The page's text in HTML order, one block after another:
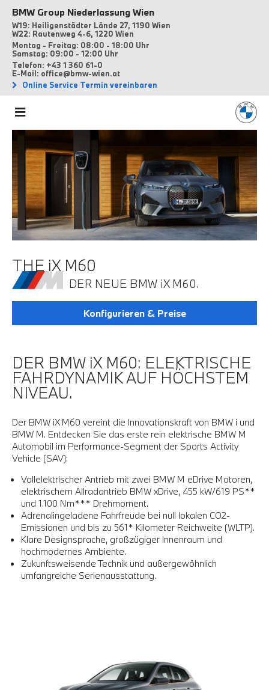
BMW Group Niederlassung Wien
W19: Heiligenstädter Lände 27, 1190 Wien
W22: Rautenweg 4-6, 1220 Wien
Montag - Freitag: 08:00 - 18:00 Uhr
Samstag: 09:00 - 12:00 Uhr
Telefon: +43 1 360 61-0
E-Mail: office@bmw-wien.at
Online Service Termin vereinbaren
THE iX M60
DER NEUE BMW iX M60.
Konfigurieren & Preise
DER BMW iX M60: ELEKTRISCHE
FAHRDYNAMIK AUF HÖCHSTEM
NIVEAU.
Der BMW iX M60 vereint die Innovationskraft von BMW i und
BMW M. Entdecken Sie das erste rein elektrische BMW M
Automobil im Performance-Segment der Sports Activity
Vehicle (SAV):
Vollelektrischer Antrieb mit zwei BMW M eDrive Motoren,
elektrischem Allradantrieb BMW xDrive, 455 kW/619 PS**
und 1.100 Nm*** Drehmoment.
Adrenalingeladene Fahrfreude bei null lokalen CO2-
Emissionen und bis zu 561* Kilometer Reichweite (WLTP).
Klare Designsprache, großzügiger Innenraum und
hochmodernes Ambiente.
Zukunftsweisende Technik und außergewöhnlich
umfangreiche Serienausstattung.